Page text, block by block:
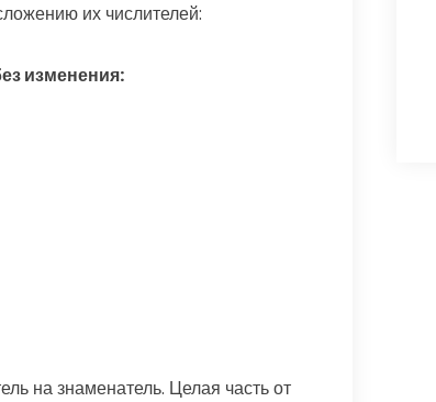
их числителей:
изменения:
на знаменатель. Целая часть от